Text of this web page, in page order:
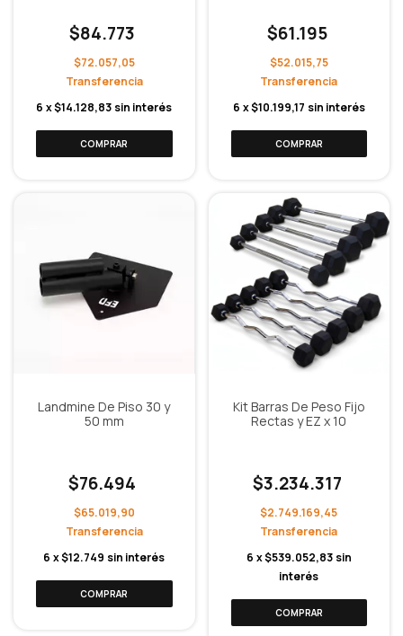
$84.773
$72.057,05
6 x$14.128,83 sin interés
$61.195
$52.015,75
6 x$10.199,17 sin interés
Landmine De Piso 30 y
50 mm
$76.494
$65.019,90
6 x$12.749 sin interés
Kit Barras De Peso Fijo
Rectas y EZ x 10
$3.234.317
$2.749.169,45
6 x$539.052,83 sin
interés